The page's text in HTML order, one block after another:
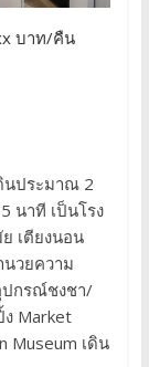
บาท/คืน
นประมาณ 2
นาที เป็นโรง
เตียงนอน
วยความ
ปกรณ์ชงชา/
Market
Museum เดิน